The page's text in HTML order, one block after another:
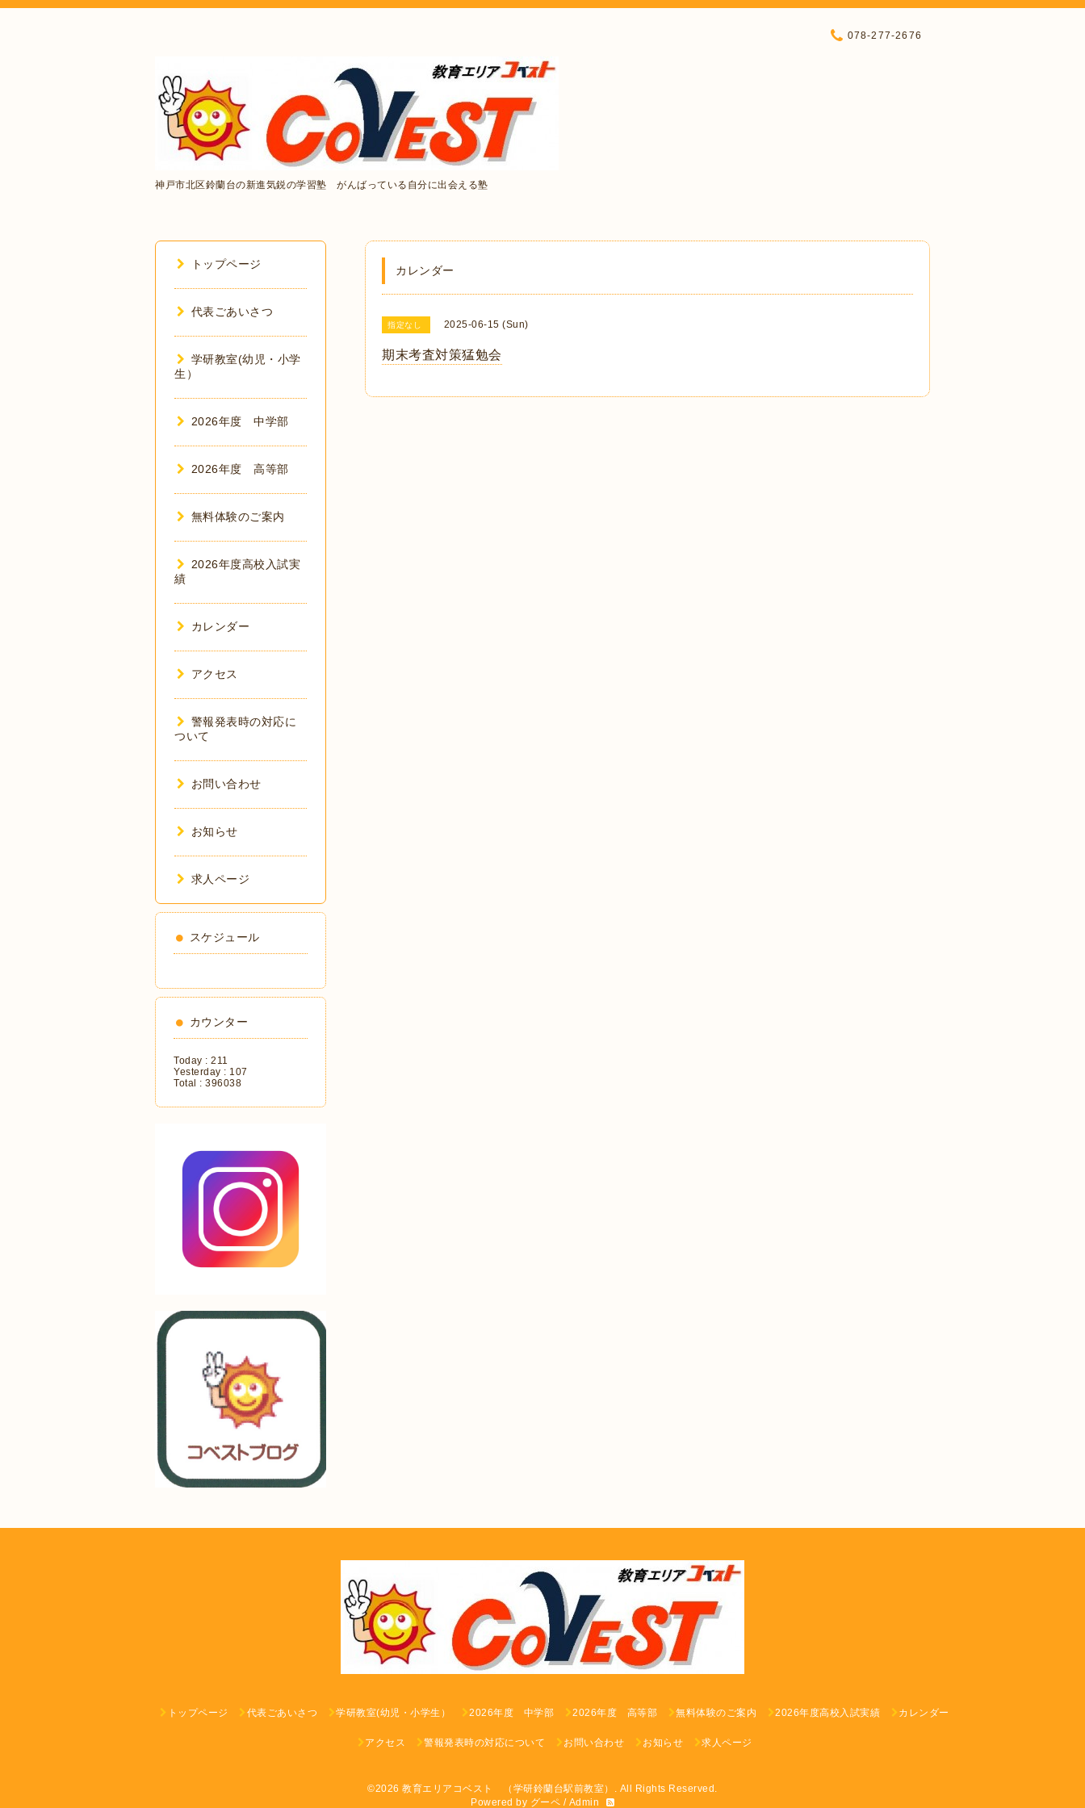
神戸市北区鈴蘭台の新進気鋭の学習塾 がんばっている自分に出会える塾
078-277-2676
カレンダー
指定なし 2025-06-15 (Sun)
期末考査対策猛勉会
トップページ
代表ごあいさつ
学研教室(幼児・小学
生）
2026年度 中学部
2026年度 高等部
無料体験のご案内
2026年度高校入試実
績
カレンダー
アクセス
警報発表時の対応に
ついて
お問い合わせ
お知らせ
求人ページ
スケジュール
カウンター
Today : 211
Yesterday : 107
Total : 396038
トップページ 代表ごあいさつ 学研教室(幼児・小学生） 2026年度 中学部 2026年度 高等部 無料体験のご案内 2026年度高校入試実績 カレンダー
アクセス 警報発表時の対応について お問い合わせ お知らせ 求人ページ
©2026教育エリアコベスト （学研鈴蘭台駅前教室） . All Rights Reserved.
Powered by グーペ / Admin